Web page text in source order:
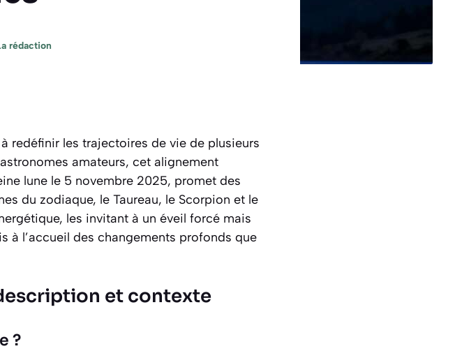
rédaction
redéfinir les trajectoires de vie de plusieurs
amateurs, cet alignement
lune le 5 novembre 2025, promet des
du zodiaque, le Taureau, le Scorpion et le
les invitant à un éveil forcé mais
à l’accueil des changements profonds que
et contexte
?